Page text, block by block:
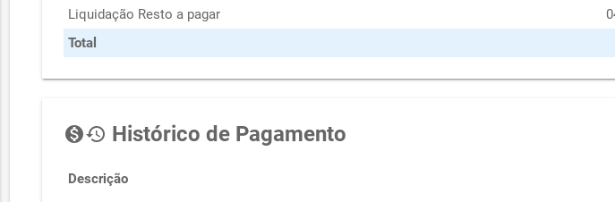
Liquidação Resto a pagar
Total
monetization_onhistory Histórico de Pagamento
Descrição